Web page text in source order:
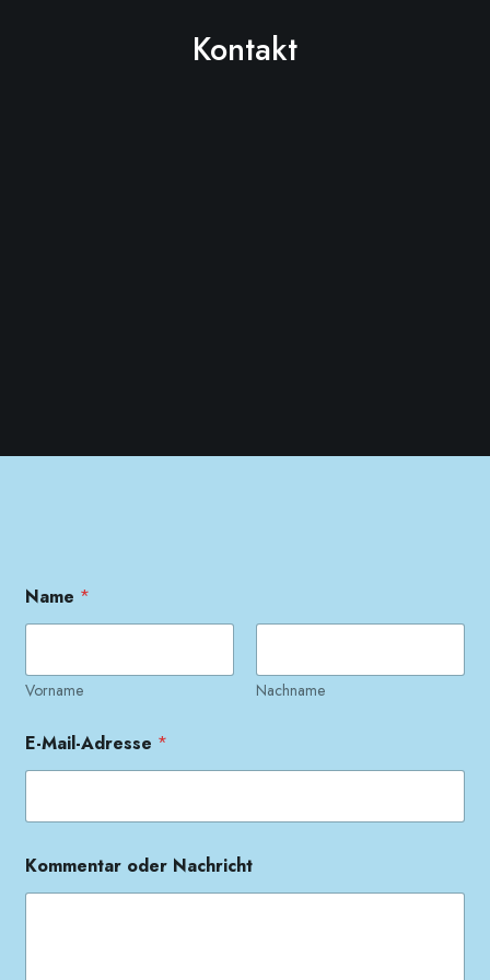
Kontakt
Name *
Vorname Nachname
E-Mail-Adresse *
Kommentar oder Nachricht